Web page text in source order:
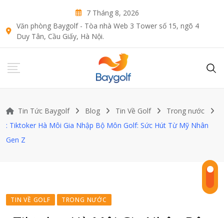
content
7 Tháng 8, 2026
Văn phòng Baygolf - Tòa nhà Web 3 Tower số 15, ngõ 4
Duy Tân, Cầu Giấy, Hà Nội.
Tin Tức Baygolf Blog Tin Về Golf
Trong nước
: Tiktoker Hà Môi Gia Nhập Bộ Môn Golf: Sức Hút Từ Mỹ Nhân
Gen Z
TIN VỀ GOLF TRONG NƯỚC